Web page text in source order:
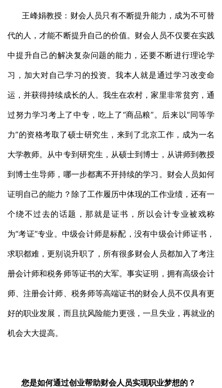
王峰娟教授：财会人员只有不断提升能力，成为不可替
代的人，才能不断提升自己的价值。财会人员不仅要在实践
中提升自己的解决复杂问题的能力，还要不断进行理论学
习，加大对自己学习的投资。我本人就是通过学习改变命
运，并获得持续成长的人。我生在农村，家里非常贫穷，通
过努力学习考上了中专，吃上了“商品粮”。后来以“同等学
力”的资格考取了硕士研究生，来到了北京工作，成为一名
大学教师。从中专到研究生，从硕士到博士，从讲师到教授
到博士生导师，哪一步都离不开持续的学习。财会人员如何
证明自己的能力？除了工作履历中体现的工作业绩，还有一
个绕不过去的话题，那就是证书，所以会计专业被戏称
为“考证”专业。中级会计师是标配，没有中级会计师证书，
求职都难，更别说升职了，所有很多财会人员都加入了考注
册会计师和税务师等证书的大军。事实证明，拥有高级会计
师、注册会计师、税务师等高端证书的财会人员不仅具有更
好的职业发展，而且抗风险能力更强，一旦失业，再就业的
机会大大提高。
您是如何通过创业帮助财会人员实现职业梦想的 ？